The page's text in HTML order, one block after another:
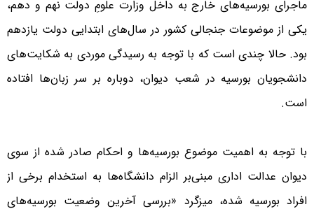
ماجرای بورسیه‌های خارج به داخل وزارت علومِ دولت نهم و دهم،
یکی از موضوعات جنجالی کشور در سال‌های ابتدایی دولت یازدهم
بود. حالا چندی است که با توجه به رسیدگی موردی به شکایت‌های
دانشجویان بورسیه در شعب دیوان، دوباره بر سر زبان‌ها افتاده
است.
با توجه به اهمیت موضوع بورسیه‌ها و احکام صادر شده از سوی
دیوان عدالت اداری مبنی‌بر الزام دانشگاه‌ها به استخدام برخی از
افراد بورسیه شده، میزگرد «بررسی آخرین وضعیت بورسیه‌های